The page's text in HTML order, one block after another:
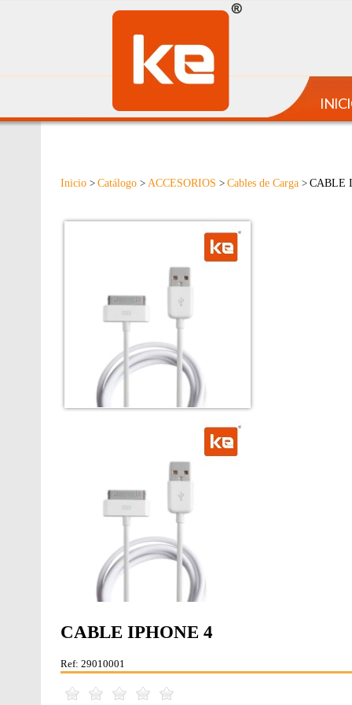
Inicio > Catálogo > ACCESORIOS > Cables de Carga > CABLE
CABLE IPHONE 4
Ref: 29010001